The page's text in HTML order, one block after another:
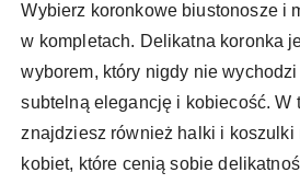
Wybierz koronkowe biustonosze i
w kompletach. Delikatna koronka
wyborem, który nigdy nie
subtelną elegancję i kobiecość. W
znajdziesz również halki i koszulki
kobiet, które cenią sobie